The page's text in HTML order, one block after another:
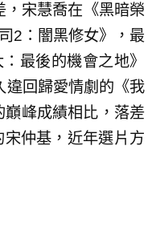
宋慧喬在《黑暗榮
2：闇黑修女》，最
最後的機會之地》
違回歸愛情劇的《我
峰成績相比，落差
仲基，近年選片方